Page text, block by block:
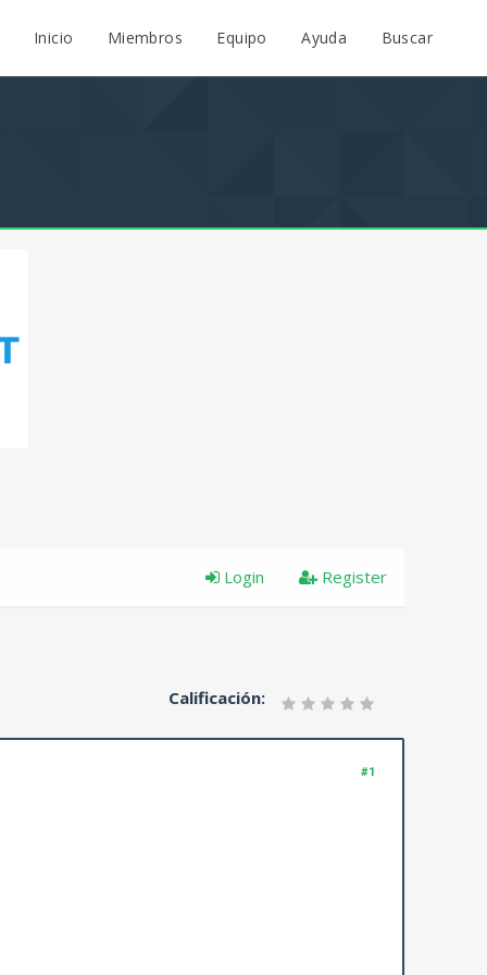
Inicio Miembros Equipo Ayuda Buscar
Register
Login
Calificación:
#1